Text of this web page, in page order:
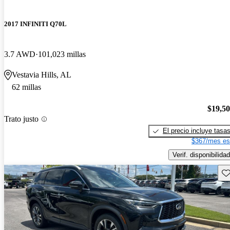
2017 INFINITI Q70L
3.7 AWD 101,023 millas
Vestavia Hills, AL
62 millas
Trato justo
El precio incluye tasas
$367/mes
Verif. disponibilidad